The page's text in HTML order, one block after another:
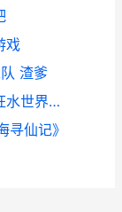
戏
渣爹
疯狂水世界新英雄修女瑟琳娜爆料 疯狂水世界新英雄
寻仙记》